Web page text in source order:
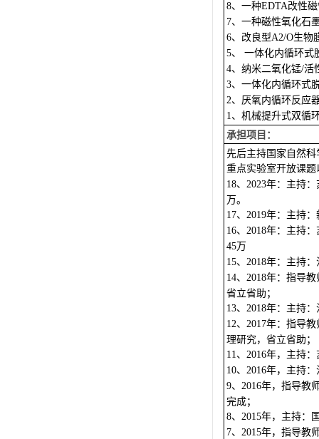
8、一种EDTA改性
7、一种磁性氧化石
6、改良型A2/O生物
5、 一体化内循环式
4、纳米二氧化锰/活
3、一体化内循环式
2、厌氧内循环反应
1、机械提升式双循
承担项目：
先后主持国家自然
重点实验室开放课
18、 2023年：主持：
万。
17、 2019年：主持
16、 2018年：主持
45万
15、 2018年：主持
14、 2018年：指导
省立省助；
13、 2018年：主持
12、 2017年：指导
理研究，省立省助；
11、 2016年，主持
10、 2016年，主持
9、 2016年，指导教
完成；
8、 2015年，主持：
7、 2015年，指导教